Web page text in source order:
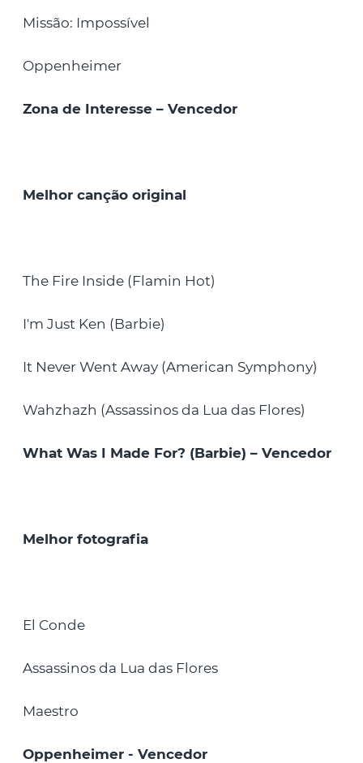
Missão: Impossível
Oppenheimer
Zona de Interesse – Vencedor
Melhor canção original
The Fire Inside (Flamin Hot)
I'm Just Ken (Barbie)
It Never Went Away (American Symphony)
Wahzhazh (Assassinos da Lua das Flores)
What Was I Made For? (Barbie) – Vencedor
Melhor fotografia
El Conde
Assassinos da Lua das Flores
Maestro
Oppenheimer - Vencedor